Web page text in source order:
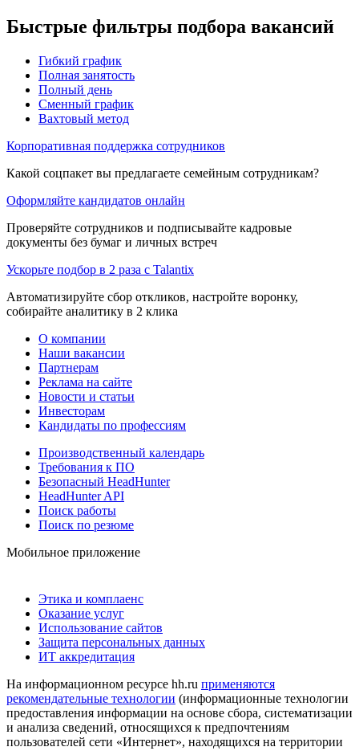
Быстрые фильтры подбора вакансий
Гибкий график
Полная занятость
Полный день
Сменный график
Вахтовый метод
Корпоративная поддержка сотрудников
Какой соцпакет вы предлагаете семейным сотрудникам?
Оформляйте кандидатов онлайн
Проверяйте сотрудников и подписывайте кадровые
документы без бумаг и личных встреч
Ускорьте подбор в 2 раза с Talantix
Автоматизируйте сбор откликов, настройте воронку,
собирайте аналитику в 2 клика
О компании
Наши вакансии
Партнерам
Реклама на сайте
Новости и статьи
Инвесторам
Кандидаты по профессиям
Производственный календарь
Требования к ПО
Безопасный HeadHunter
HeadHunter API
Поиск работы
Поиск по резюме
Мобильное приложение
Этика и комплаенс
Оказание услуг
Использование сайтов
Защита персональных данных
ИТ аккредитация
На информационном ресурсе hh.ru применяются
рекомендательные технологии (информационные технологии
предоставления информации на основе сбора, систематизации
и анализа сведений, относящихся к предпочтениям
пользователей сети «Интернет», находящихся на территории